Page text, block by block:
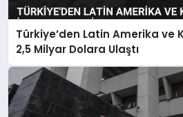
Türkiye’den Latin Amerika ve
2,5 Milyar Dolara Ulaştı